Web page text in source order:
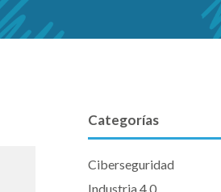
Categorías
Ciberseguridad
Industria 4.0